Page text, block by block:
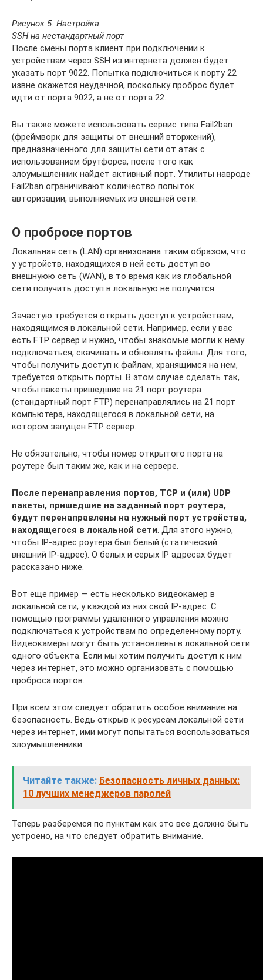
Рисунок 5: Настройка
SSH на нестандартный порт
После смены порта клиент при подключении к
устройствам через SSH из интернета должен будет
указать порт 9022. Попытка подключиться к порту 22
извне окажется неудачной, поскольку проброс будет
идти от порта 9022, а не от порта 22.
Вы также можете использовать сервис типа Fail2ban
(фреймворк для защиты от внешний вторжений),
предназначенного для защиты сети от атак с
использованием брутфорса, после того как
злоумышленник найдет активный порт. Утилиты навроде
Fail2ban ограничивают количество попыток
авторизации, выполняемых из внешней сети.
О пробросе портов
Локальная сеть (LAN) организована таким образом, что
у устройств, находящихся в ней есть доступ во
внешнуюю сеть (WAN), в то время как из глобальной
сети получить доступ в локальную не получится.
Зачастую требуется открыть доступ к устройствам,
находящимся в локальной сети. Например, если у вас
есть FTP сервер и нужно, чтобы знакомые могли к нему
подключаться, скачивать и обновлять файлы. Для того,
чтобы получить доступ к файлам, хранящимся на нем,
требуется открыть порты. В этом случае сделать так,
чтобы пакеты пришедшие на 21 порт роутера
(стандартный порт FTP) перенаправлялись на 21 порт
компьютера, находящегося в локальной сети, на
котором запущен FTP сервер.
Не обязательно, чтобы номер открытого порта на
роутере был таким же, как и на сервере.
После перенаправления портов, TCP и (или) UDP
пакеты, пришедшие на заданный порт роутера,
будут перенаправлены на нужный порт устройства,
находящегося в локальной сети. Для этого нужно,
чтобы IP-адрес роутера был белый (статический
внешний IP-адрес). О белых и серых IP адресах будет
рассказано ниже.
Вот еще пример — есть несколько видеокамер в
локальной сети, у каждой из них свой IP-адрес. С
помощью программы удаленного управления можно
подключаться к устройствам по определенному порту.
Видеокамеры могут быть установлены в локальной сети
одного объекта. Если мы хотим получить доступ к ним
через интернет, это можно организовать с помощью
проброса портов.
При всем этом следует обратить особое внимание на
безопасность. Ведь открыв к ресурсам локальной сети
через интернет, ими могут попытаться воспользоваться
злоумышленники.
Читайте также: Безопасность личных данных:
10 лучших менеджеров паролей
Теперь разберемся по пунктам как это все должно быть
устроено, на что следует обратить внимание.